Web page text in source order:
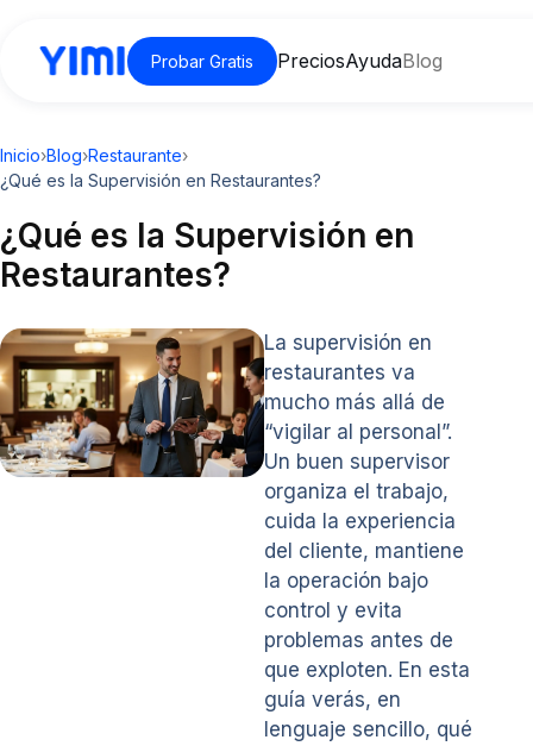
Probar Gratis PreciosAyudaBlog
Inicio›Blog›Restaurante›
¿Qué es la Supervisión en Restaurantes?
¿Qué es la Supervisión en
Restaurantes?
La supervisión en
restaurantes va
mucho más allá de
“vigilar al personal”.
Un buen supervisor
organiza el trabajo,
cuida la experiencia
del cliente, mantiene
la operación bajo
control y evita
problemas antes de
que exploten. En esta
guía verás, en
lenguaje sencillo, qué